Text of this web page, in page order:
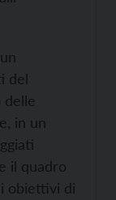
del
delle
in un
il quadro
obiettivi di